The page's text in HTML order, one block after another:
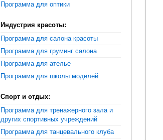
Программа для оптики
Индустрия красоты:
Программа для салона красоты
Программа для груминг салона
Программа для ателье
Программа для школы моделей
Спорт и отдых:
Программа для тренажерного зала и
других спортивных учреждений
Программа для танцевального клуба